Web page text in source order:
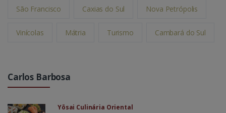
São Francisco Caxias do Sul Nova Petrópolis
Vinícolas Mátria Turismo Cambará do Sul
Carlos Barbosa
Yōsai Culinária Oriental